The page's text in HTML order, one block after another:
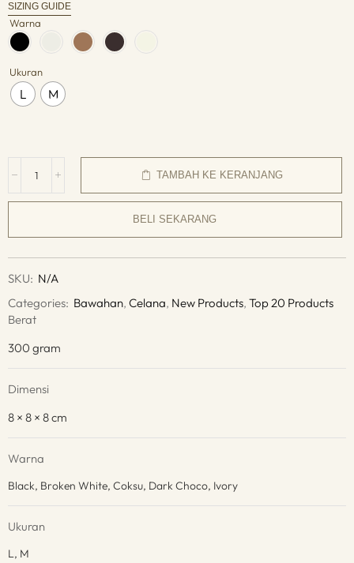
SIZING GUIDE
Warna
Ukuran
L M
TAMBAH KE KERANJANG
BELI SEKARANG
SKU: N/A
Categories: Bawahan, Celana, New Products, Top 20 Products
Berat
300 gram
Dimensi
8 × 8 × 8 cm
Warna
Black, Broken White, Coksu, Dark Choco, Ivory
Ukuran
L, M